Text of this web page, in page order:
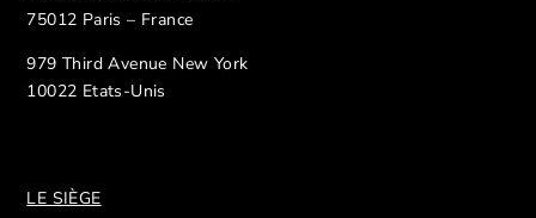
75012 Paris – France
979 Third Avenue New York
10022 Etats-Unis
LE SIÈGE